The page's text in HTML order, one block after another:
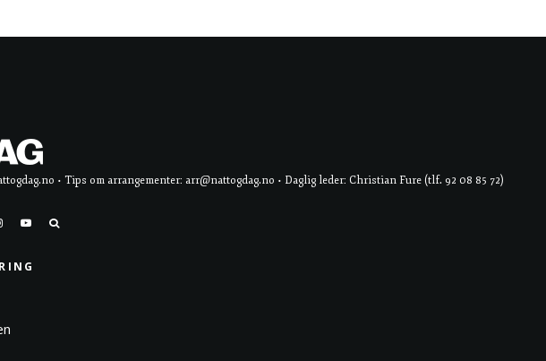
• Tips om arrangementer: arr@nattogdag.no • Daglig leder: Christian Fure (tlf. 92 08 85 72)